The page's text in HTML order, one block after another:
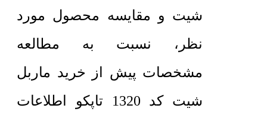
شیت و مقایسه محصول مورد
نظر، نسبت به مطالعه
مشخصات پیش از خرید ماربل
شیت کد 1320 تاپکو اطلاعات